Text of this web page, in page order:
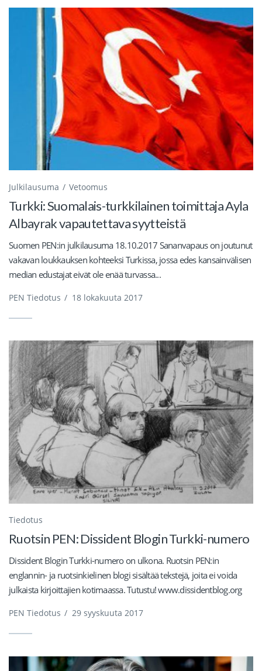
Julkilausuma Vetoomus
Turkki: Suomalais-turkkilainen toimittaja Ayla
Albayrak vapautettava syytteistä
Suomen PEN:in julkilausuma 18.10.2017 Sananvapaus on joutunut
vakavan loukkauksen kohteeksi Turkissa, jossa edes kansainvälisen
median edustajat eivät ole enää turvassa...
PEN Tiedotus / 18 lokakuuta 2017
Tiedotus
Ruotsin PEN: Dissident Blogin Turkki-numero
Dissident Blogin Turkki-numero on ulkona. Ruotsin PEN:in
englannin- ja ruotsinkielinen blogi sisältää tekstejä, joita ei voida
julkaista kirjoittajien kotimaassa. Tutustu! www.dissidentblog.org
PEN Tiedotus / 29 syyskuuta 2017